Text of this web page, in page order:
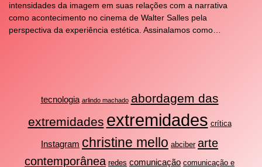
intensidades da imagem em suas relações com a narrativa
como acontecimento no cinema de Walter Salles pela
perspectiva da experiência estética. Assinalamos como…
tecnologia arlindo machado abordagem das
extremidades extremidades crítica
Instagram christine mello abciber arte
contemporânea redes comunicação comunicação e